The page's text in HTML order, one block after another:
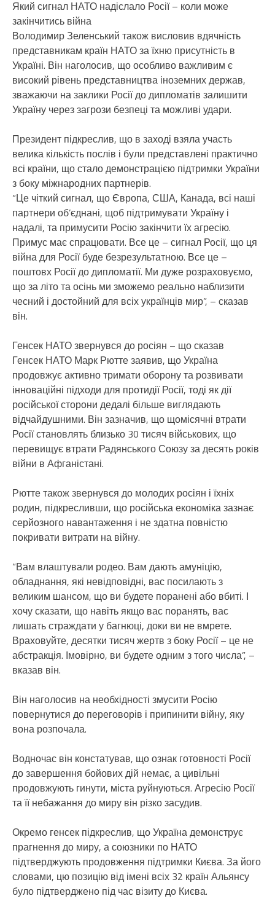
Який сигнал НАТО надіслало Росії – коли може
закінчитись війна
Володимир Зеленський також висловив вдячність
представникам країн НАТО за їхню присутність в
Україні. Він наголосив, що особливо важливим є
високий рівень представництва іноземних держав,
зважаючи на заклики Росії до дипломатів залишити
Україну через загрози безпеці та можливі удари.
Президент підкреслив, що в заході взяла участь
велика кількість послів і були представлені практично
всі країни, що стало демонстрацією підтримки України
з боку міжнародних партнерів.
“Це чіткий сигнал, що Європа, США, Канада, всі наші
партнери об’єднані, щоб підтримувати Україну і
надалі, та примусити Росію закінчити їх агресію.
Примус має спрацювати. Все це – сигнал Росії, що ця
війна для Росії буде безрезультатною. Все це –
поштовх Росії до дипломатії. Ми дуже розраховуємо,
що за літо та осінь ми зможемо реально наблизити
чесний і достойний для всіх українців мир”, – сказав
він.
Генсек НАТО звернувся до росіян – що сказав
Генсек НАТО Марк Рютте заявив, що Україна
продовжує активно тримати оборону та розвивати
інноваційні підходи для протидії Росії, тоді як дії
російської сторони дедалі більше виглядають
відчайдушними. Він зазначив, що щомісячні втрати
Росії становлять близько 30 тисяч військових, що
перевищує втрати Радянського Союзу за десять років
війни в Афганістані.
Рютте також звернувся до молодих росіян і їхніх
родин, підкресливши, що російська економіка зазнає
серйозного навантаження і не здатна повністю
покривати витрати на війну.
“Вам влаштували родео. Вам дають амуніцію,
обладнання, які невідповідні, вас посилають з
великим шансом, що ви будете поранені або вбиті. І
хочу сказати, що навіть якщо вас поранять, вас
лишать страждати у багнюці, доки ви не вмрете.
Враховуйте, десятки тисяч жертв з боку Росії – це не
абстракція. Імовірно, ви будете одним з того числа”, –
вказав він.
Він наголосив на необхідності змусити Росію
повернутися до переговорів і припинити війну, яку
вона розпочала.
Водночас він констатував, що ознак готовності Росії
до завершення бойових дій немає, а цивільні
продовжують гинути, міста руйнуються. Агресію Росії
та її небажання до миру він різко засудив.
Окремо генсек підкреслив, що Україна демонструє
прагнення до миру, а союзники по НАТО
підтверджують продовження підтримки Києва. За його
словами, цю позицію від імені всіх 32 країн Альянсу
було підтверджено під час візиту до Києва.